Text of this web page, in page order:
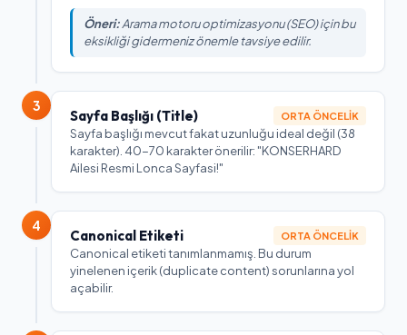
Öneri:Arama motoru optimizasyonu (SEO) için bu
eksikliği gidermeniz önemle tavsiye edilir.
3
Sayfa Başlığı (Title) ORTA ÖNCELIK
Sayfa başlığı mevcut fakat uzunluğu ideal değil (38
karakter). 40-70 karakter önerilir: "KONSERHARD
Ailesi Resmi Lonca Sayfasi!"
4
Canonical Etiketi ORTA ÖNCELIK
Canonical etiketi tanımlanmamış. Bu durum
yinelenen içerik (duplicate content) sorunlarına yol
açabilir.